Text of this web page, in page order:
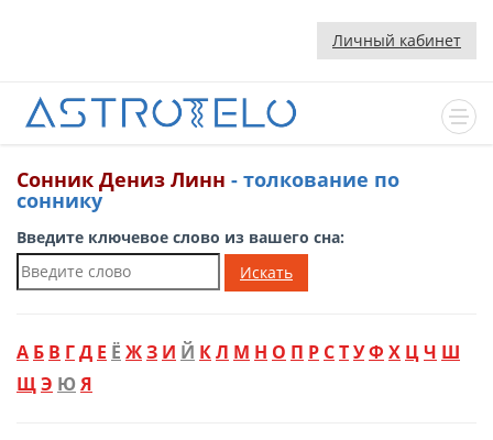
Личный кабинет
Сонник Дениз Линн - толкование по
соннику
Введите ключевое слово из вашего сна:
Искать
А Б В ГД Е Ё ЖЗ И Й КЛ М Н О П Р СТУФ Х ЦЧ Ш
ЩЭ Ю Я